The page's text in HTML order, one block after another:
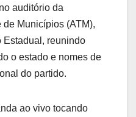
auditório da
Municípios (ATM),
Estadual, reunindo
o estado e nomes de
do partido.
ao vivo tocando